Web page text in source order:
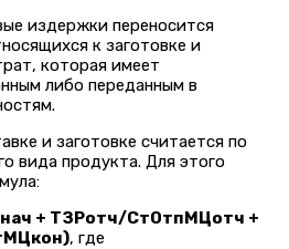
издержки переносится
к заготовке и
которая имеет
либо переданным в
и заготовке считается по
вида продукта. Для этого
+ ТЗРотч/СтОтпМЦотч +
, где